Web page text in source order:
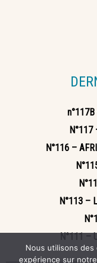
n°117B
N°117
N°116 –
N°113 –
N°111 –
Nous utilisons des
expérience sur